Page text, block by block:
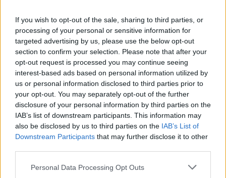
If you wish to opt-out of the sale, sharing to third parties, or
processing of your personal or sensitive information for
targeted advertising by us, please use the below opt-out
section to confirm your selection. Please note that after your
opt-out request is processed you may continue seeing
interest-based ads based on personal information utilized by
us or personal information disclosed to third parties prior to
your opt-out. You may separately opt-out of the further
disclosure of your personal information by third parties on the
IAB’s list of downstream participants. This information may
also be disclosed by us to third parties on the IAB’s List of
Downstream Participants that may further disclose it to other
Personal Data Processing Opt Outs
ΔΕΙΤΕ ΕΠΙΣΗΣ
ΣΤΗΝ ΙΔΙΑ ΚΑΤΗΓΟΡΙΑ
«Θέλω τον μπαμπά μου»: Το
βίντεο της μεθυσμένης οδηγού
τον γάμο της